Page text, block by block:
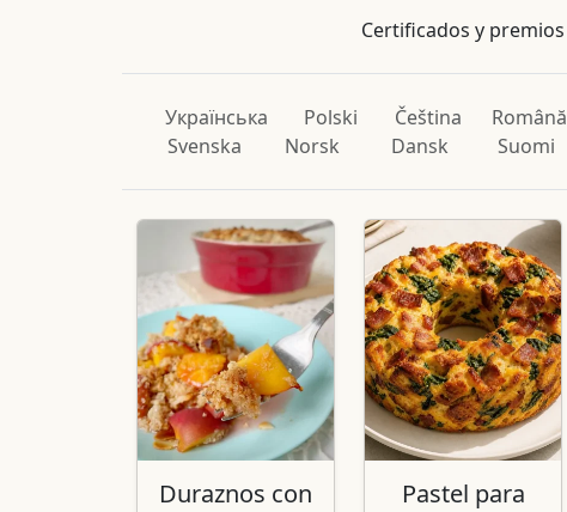
Certificados y premios
Українська Polski Čeština Română
Svenska
Norsk Dansk Suomi
Duraznos con
Pastel para